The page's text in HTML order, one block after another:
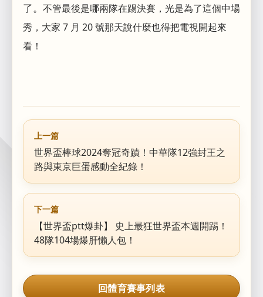
了。 不管最後是哪兩隊在踢決賽，光是為了這個中場
秀，大家 7 月 20 號那天說什麼也得把電視開起來
看！
上一篇
世界盃棒球2024奪冠奇蹟！中華隊12強封王之
路與東京巨蛋感動全紀錄！
下一篇
【世界盃ptt爆卦】 史上最狂世界盃本週開踢！
48隊104場爆肝懶人包！
回體育賽事列表